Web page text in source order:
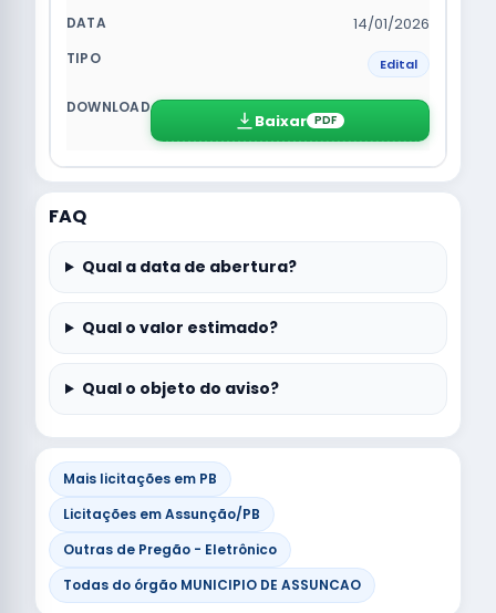
14/01/2026
Edital
Baixar PDF
FAQ
Qual a data de abertura?
Qual o valor estimado?
Qual o objeto do aviso?
Mais licitações em PB
Licitações em Assunção/PB
Outras de Pregão - Eletrônico
Todas do órgão MUNICIPIO DE ASSUNCAO